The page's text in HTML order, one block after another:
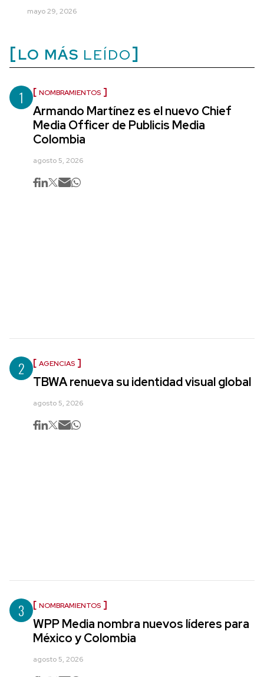
mayo 29, 2026
LO MÁS LEÍDO
1 NOMBRAMIENTOS
Armando Martínez es el nuevo Chief
Media Officer de Publicis Media
Colombia
agosto 5, 2026
2 AGENCIAS
TBWA renueva su identidad visual global
agosto 5, 2026
3 NOMBRAMIENTOS
WPP Media nombra nuevos líderes para
México y Colombia
agosto 5, 2026